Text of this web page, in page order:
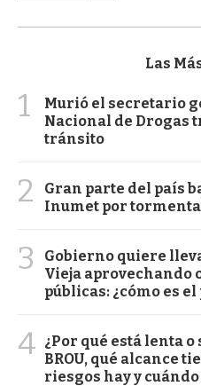
Las
1
Murió el secretario
Nacional de Drogas
tránsito
2
Gran parte del país
Inumet por
3
Gobierno quiere
Vieja aprovechando
públicas: ¿cómo es el
4 ¿Por qué está lenta
BROU, qué alcance
riesgos hay y